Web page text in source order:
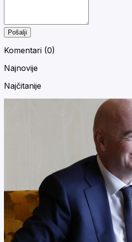
Pošalji
Komentari (0)
Najnovije
Najčitanije